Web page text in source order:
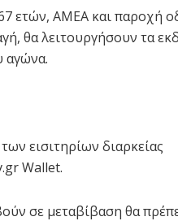
ετών, ΑΜΕΑ και παροχή
θα λειτουργήσουν τα
αγώνα.
εισιτηρίων διαρκείας
Wallet.
σε μεταβίβαση θα